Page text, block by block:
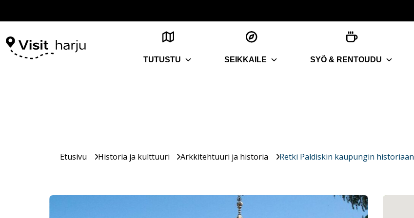
TUTUSTU SEIKKAILE SYÖ & RENTOUDU
Etusivu Historia ja kulttuuri Arkkitehtuuri ja historia Retki Paldiskin kaupungin historiaan